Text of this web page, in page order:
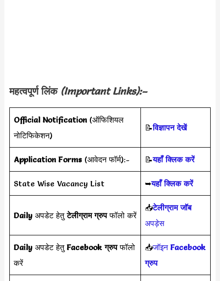
महत्वपूर्ण लिंक (Important Links):–
Official Notification (ऑफिशियल
नोटिफिकेशन)
📝विज्ञापन देखें
Application Forms (आवेदन फॉर्म):- 📝यहाँ क्लिक करें
State Wise Vacancy List ➥यहाँ क्लिक करें
Daily अपडेट हेतुटेलीग्राम ग्रुपफॉलो करें
📥टेलीग्राम जॉब
अपड़ेस
Daily अपडेट हेतुFacebook ग्रुपफॉलो
करें
📥जॉइन Facebook
ग्रुप